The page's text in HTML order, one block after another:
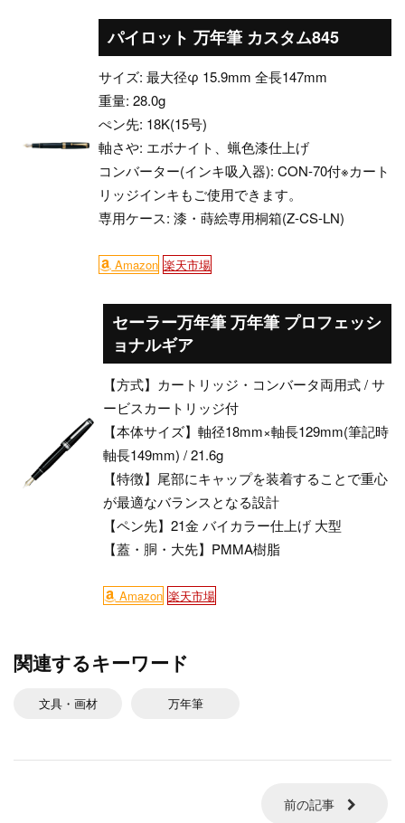
パイロット 万年筆 カスタム845
サイズ: 最大径φ 15.9mm 全長147mm
重量: 28.0g
ぺン先: 18K(15号)
軸さや: エボナイト、蝋色漆仕上げ
コンバーター(インキ吸入器): CON-70付※カート
リッジインキもご使用できます。
専用ケース: 漆・蒔絵専用桐箱(Z-CS-LN)
Amazon 楽天市場
セーラー万年筆 万年筆 プロフェッシ
ョナルギア
【方式】カートリッジ・コンバータ両用式 / サ
ービスカートリッジ付
【本体サイズ】軸径18mm×軸長129mm(筆記時
軸長149mm) / 21.6g
【特徴】尾部にキャップを装着することで重心
が最適なバランスとなる設計
【ペン先】21金 バイカラー仕上げ 大型
【蓋・胴・大先】PMMA樹脂
Amazon 楽天市場
関連するキーワード
文具・画材 万年筆
前の記事